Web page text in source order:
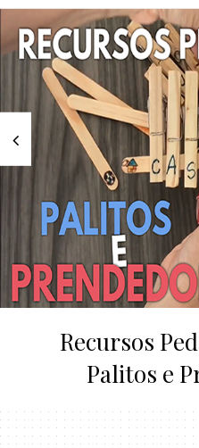
Recursos
Palitos e